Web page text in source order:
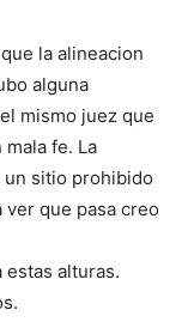
la alineacion
alguna
mismo juez que
fe. La
un sitio prohibido
ver que pasa creo
estas alturas.